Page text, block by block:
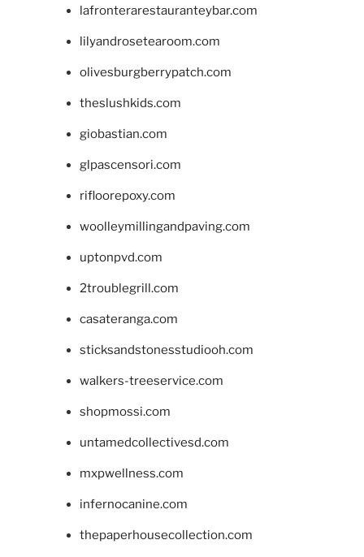
lafronterarestauranteybar.com
lilyandrosetearoom.com
olivesburgberrypatch.com
theslushkids.com
giobastian.com
glpascensori.com
rifloorepoxy.com
woolleymillingandpaving.com
uptonpvd.com
2troublegrill.com
casateranga.com
sticksandstonesstudiooh.com
walkers-treeservice.com
shopmossi.com
untamedcollectivesd.com
mxpwellness.com
infernocanine.com
thepaperhousecollection.com